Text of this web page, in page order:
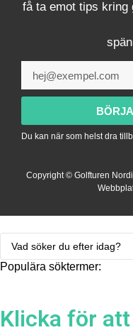
få ta emot tips kring
Du kan när som helst dra
Copyright © Golfturen
Populära söktermer:
Klicka för